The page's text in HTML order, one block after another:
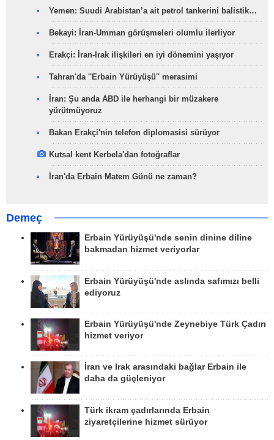
Yemen: Suudi Arabistan’a ait petrol tankerini balistik…
Bekayi: İran-Umman görüşmeleri olumlu ilerliyor
Erakçi: İran-Irak ilişkileri en iyi dönemini yaşıyor
Tahran'da ''Erbain Yürüyüşü'' merasimi
İran: Şu anda ABD ile herhangi bir müzakere
yürütmüyoruz
Bakan Erakçi'nin telefon diplomasisi sürüyor
Kutsal kent Kerbela'dan fotoğraflar
İran'da Erbain Matem Günü ne zaman?
Demeç
Erbain Yürüyüşü'nde senin dinine diline
bakmadan hizmet veriyorlar
Erbain Yürüyüşü'nde aslında safımızı belli
ediyoruz
Erbain Yürüyüşü'nde Zeynebiye Türk Çadırı
hizmet veriyor
İran ve Irak arasındaki bağlar Erbain ile
daha da güçleniyor
Türk ikram çadırlarında Erbain
ziyaretçilerine hizmet sürüyor